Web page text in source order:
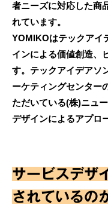
者ニーズに対応した商
れています。
YOMIKOはテックアイ
インによる価値創造、
す。テックアイデアソ
ーケティングセンター
ただいている(株)ニュ
デザインによるアプロ
サービスデザ
されているの